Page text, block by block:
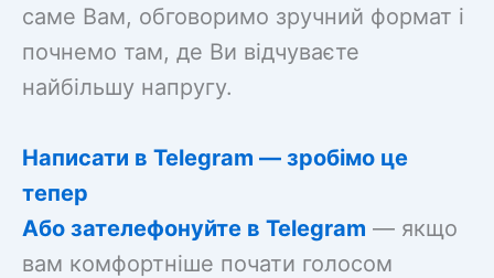
саме Вам, обговоримо зручний формат і
почнемо там, де Ви відчуваєте
найбільшу напругу.
Написати в Telegram — зробімо це
тепер
Або зателефонуйте в Telegram — якщо
вам комфортніше почати голосом